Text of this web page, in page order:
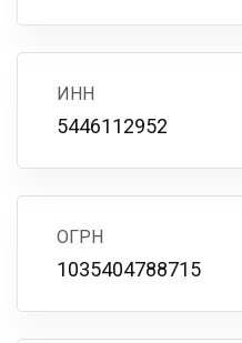
ИНН
5446112952
ОГРН
1035404788715